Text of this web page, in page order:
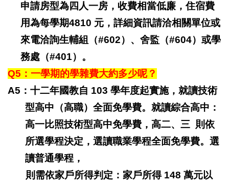
申請房型為四人一房，收費相當低廉，住宿費
用為每學期4810 元，詳細資訊請洽相關單位或
來電洽詢生輔組（#602）、舍監（#604）或學
務處（#401）。
Q5 ：一學期的學雜費大約多少呢？
A5：十二年國教自 103 學年度起實施，就讀技術
型高中（高職）全面免學費。就讀綜合高中：
高一比照技術型高中免學費，高二、三 則依
所選學程決定，選讀職業學程全面免學費。選
讀普通學程，
則需依家戶所得判定：家戶所得 148 萬元以